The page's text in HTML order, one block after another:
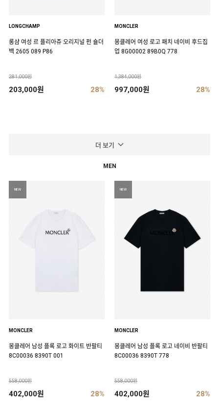
LONGCHAMP
롱샴 여성 르 플리아쥬 오리지널 펀 숄더
백 2605 089 P86
281,000원
203,000원 28%
MONCLER
몽클레어 여성 로고 패치 네이비 후드집
업 8G00002 89B0Q 778
1,384,000원
997,000원 28%
더 보기
MEN
NEW
MONCLER
몽클레어 남성 플록 로고 화이트 반팔티
8C00036 8390T 001
558,000원
402,000원 28%
NEW
MONCLER
몽클레어 남성 플록 로고 네이비 반팔티
8C00036 8390T 778
558,000원
402,000원 28%